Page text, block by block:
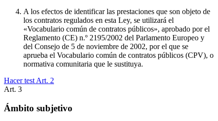
A los efectos de identificar las prestaciones que son objeto de
los contratos regulados en esta Ley, se utilizará el
«Vocabulario común de contratos públicos», aprobado por el
Reglamento (CE) n.º 2195/2002 del Parlamento Europeo y
del Consejo de 5 de noviembre de 2002, por el que se
aprueba el Vocabulario común de contratos públicos (CPV), o
normativa comunitaria que le sustituya.
Hacer test Art. 2
Art. 3
Ámbito subjetivo